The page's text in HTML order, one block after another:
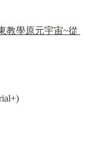
教學原元宇宙~從